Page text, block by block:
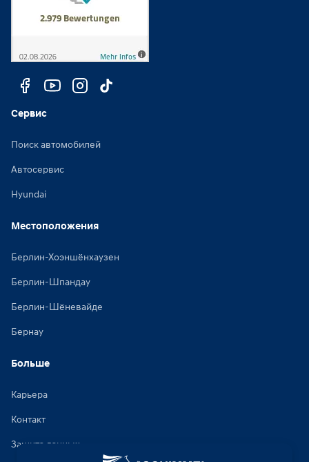
Сервис
Поиск автомобилей
Автосервис
Hyundai
Местоположения
Берлин-Хоэншёнхаузен
Берлин-Шпандау
Берлин-Шёневайде
Бернау
Больше
Карьера
Контакт
Защита данных